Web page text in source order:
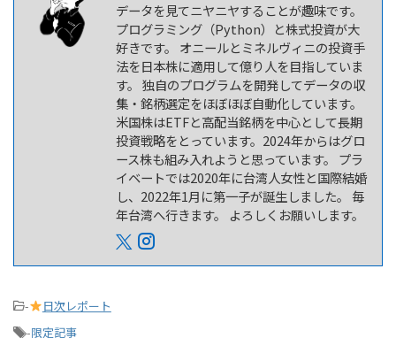
データを見てニヤニヤすることが趣味です。
プログラミング（Python）と株式投資が大
好きです。 オニールとミネルヴィニの投資手
法を日本株に適用して億り人を目指していま
す。 独自のプログラムを開発してデータの収
集・銘柄選定をほぼほぼ自動化しています。
米国株はETFと高配当銘柄を中心として長期
投資戦略をとっています。2024年からはグロ
ース株も組み入れようと思っています。 プラ
イベートでは2020年に台湾人女性と国際結婚
し、2022年1月に第一子が誕生しました。 毎
年台湾へ行きます。 よろしくお願いします。
-
日次レポート
-限定記事